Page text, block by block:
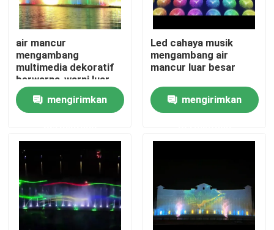
Rumah
Produk
air mancur
mengambang
multimedia dekoratif
berwarna-warni luar
ruangan
mengirimkan
Led cahaya musik
mengambang air
mancur luar besar
mengirimkan